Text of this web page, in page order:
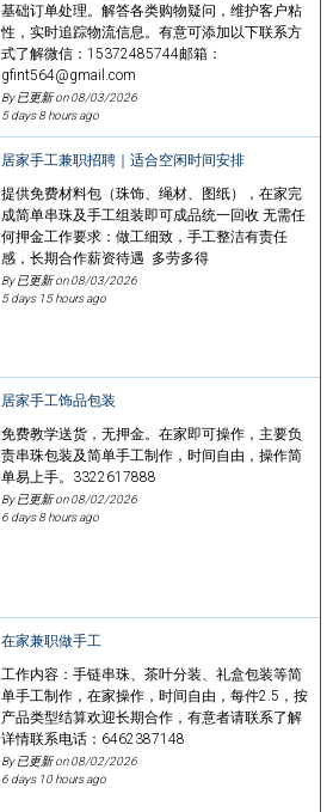
基础订单处理。解答各类购物疑问，维护客户粘
性，实时追踪物流信息。有意可添加以下联系方
式了解微信：15372485744邮箱：
gfint564@gmail.com
By 已更新 on08/03/2026
5 days 8 hours ago
居家手工兼职招聘｜适合空闲时间安排
提供免费材料包（珠饰、绳材、图纸），在家完
成简单串珠及手工组装即可成品统一回收 无需任
何押金工作要求：做工细致，手工整洁有责任
感，长期合作薪资待遇 多劳多得
By 已更新 on08/03/2026
5 days 15 hours ago
居家手工饰品包装
免费教学送货，无押金。在家即可操作，主要负
责串珠包装及简单手工制作，时间自由，操作简
单易上手。3322617888
By 已更新 on08/02/2026
6 days 8 hours ago
在家兼职做手工
工作内容：手链串珠、茶叶分装、礼盒包装等简
单手工制作，在家操作，时间自由，每件2.5，按
产品类型结算欢迎长期合作，有意者请联系了解
详情联系电话：6462387148
By 已更新 on08/02/2026
6 days 10 hours ago